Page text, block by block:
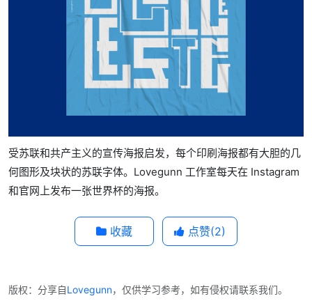
受苏联和共产主义的宣传海报启发，每个印刷海报都有大胆的几
何图形及块状的苏联字体。Lovegunn 工作室每天在 Instagram
和官网上发布一张世界杯的海报。
收藏 点赞(2)
版权：分享自Lovegunn，仅供学习参考，如有侵权请联系我们。